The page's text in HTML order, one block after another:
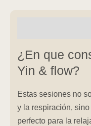
¿En que
Yin & flow?
Estas sesiones no
y la respiración,
perfecto para la